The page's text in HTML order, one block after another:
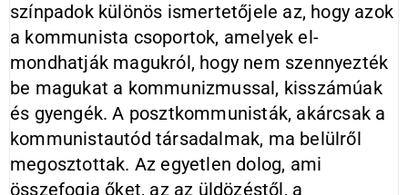
színpadok különös ismertetőjele az, hogy azok
a kommunista csoportok, amelyek el­
mondhatják magukról, hogy nem szennyez­ték
be magukat a kommunizmussal, kisszámúak
és gyengék. A poszt­kommunisták, akárcsak a
kommunistautód társadalmak, ma belülről
megosztottak. Az egyetlen dolog, ami
összefogja őket, az az üldö­zéstől, a